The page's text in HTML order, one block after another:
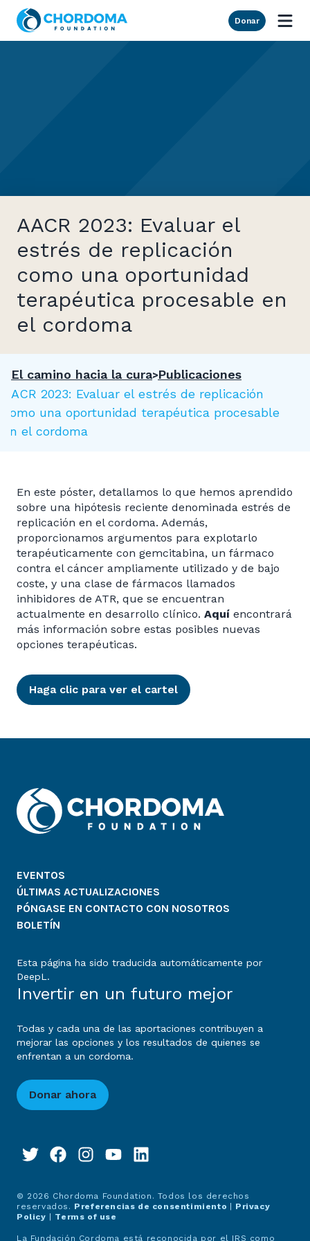
Skip to Main Content
Donar
AACR 2023: Evaluar el
estrés de replicación
como una oportunidad
terapéutica procesable en
el cordoma
El camino hacia la cura Publicaciones
AACR 2023: Evaluar el estrés de replicación
como una oportunidad terapéutica procesable
en el cordoma
En este póster, detallamos lo que hemos aprendido
sobre una hipótesis reciente denominada estrés de
replicación en el cordoma. Además,
proporcionamos argumentos para explotarlo
terapéuticamente con gemcitabina, un fármaco
contra el cáncer ampliamente utilizado y de bajo
coste, y una clase de fármacos llamados
inhibidores de ATR, que se encuentran
actualmente en desarrollo clínico. Aquí encontrará
más información sobre estas posibles nuevas
opciones terapéuticas.
Haga clic para ver el cartel
EVENTOS
ÚLTIMAS ACTUALIZACIONES
PÓNGASE EN CONTACTO CON NOSOTROS
BOLETÍN
Esta página ha sido traducida automáticamente por
DeepL.
Invertir en un futuro mejor
Todas y cada una de las aportaciones contribuyen a
mejorar las opciones y los resultados de quienes se
enfrentan a un cordoma.
Donar ahora
© 2026 Chordoma Foundation. Todos los derechos
reservados. Preferencias de consentimiento
Privacy
Policy
Terms of use
La Fundación Cordoma está reconocida por el IRS como